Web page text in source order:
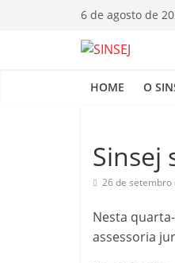
6 de agosto de
S
N
S
E
HOME O
Sinsej
26 de setembro
Nesta
assessoria